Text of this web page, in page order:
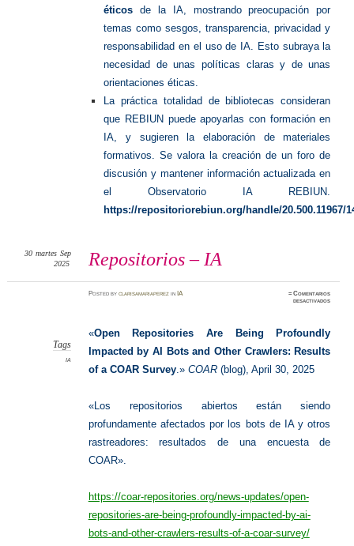
éticosde la IA, mostrando preocupación por
temas como sesgos, transparencia, privacidad y
responsabilidad en el uso de IA. Esto subraya la
necesidad de unas políticas claras y de unas
orientaciones éticas.
La práctica totalidad de bibliotecas consideran
que REBIUN puede apoyarlas con formación en
IA, y sugieren la elaboración de materiales
formativos. Se valora la creación de un foro de
discusión y mantener información actualizada en
el Observatorio IA REBIUN.
https://repositoriorebiun.org/handle/20.500.11967/
Repositorios – IA
30 martes Sep
2025
Postedbyclarisamariaperez in IA ≈Comentarios
desactivadosen
Tags
IA
«Open Repositories Are Being Profoundly
Impacted by AI Bots and Other Crawlers: Results
of a COAR Survey.» COAR(blog), April 30, 2025
«Los repositorios abiertos están siendo
profundamente afectados por los bots de IA y otros
rastreadores: resultados de una encuesta de
COAR».
https://coar-repositories.org/news-updates/open-
repositories-are-being-profoundly-impacted-by-ai-
bots-and-other-crawlers-results-of-a-coar-survey/